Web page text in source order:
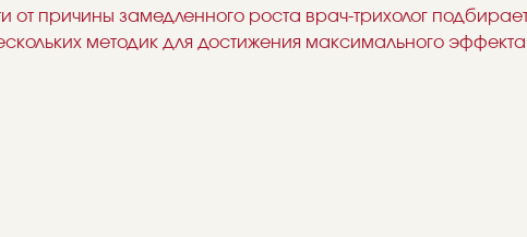
от причины замедленного роста врач-трихолог
методик для достижения максимального